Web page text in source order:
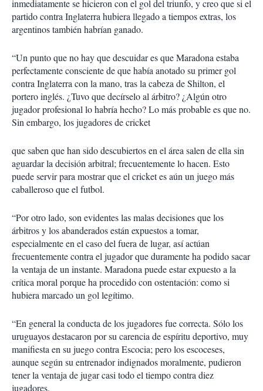
inmediatamente se hicieron con el gol del triunfo, y creo que si el
partido contra Inglaterra hubiera llegado a tiempos extras, los
argentinos también habrían ganado.
“Un punto que no hay que descuidar es que Maradona estaba
perfectamente consciente de que había anotado su primer gol
contra Inglaterra con la mano, tras la cabeza de Shilton, el
portero inglés. ¿Tuvo que decírselo al árbitro? ¿Algún otro
jugador profesional lo habría hecho? Lo más probable es que no.
Sin embargo, los jugadores de cricket
que saben que han sido descubiertos en el área salen de ella sin
aguardar la decisión arbitral; frecuentemente lo hacen. Esto
puede servir para mostrar que el cricket es aún un juego más
caballeroso que el futbol.
“Por otro lado, son evidentes las malas decisiones que los
árbitros y los abanderados están expuestos a tomar,
especialmente en el caso del fuera de lugar, así actúan
frecuentemente contra el jugador que duramente ha podido sacar
la ventaja de un instante. Maradona puede estar expuesto a la
crítica moral porque ha procedido con ostentación: como si
hubiera marcado un gol legítimo.
“En general la conducta de los jugadores fue correcta. Sólo los
uruguayos destacaron por su carencia de espíritu deportivo, muy
manifiesta en su juego contra Escocia; pero los escoceses,
aunque según su entrenador indignados moralmente, pudieron
tener la ventaja de jugar casi todo el tiempo contra diez
jugadores.